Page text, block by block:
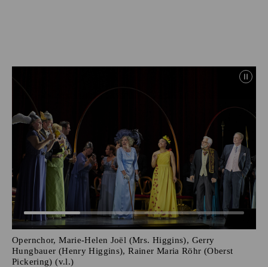
Opernchor, Marie-Helen Joël (Mrs. Higgins), Gerry
Hungbauer (Henry Higgins), Rainer Maria Röhr (Oberst
Pickering) (v.l.)